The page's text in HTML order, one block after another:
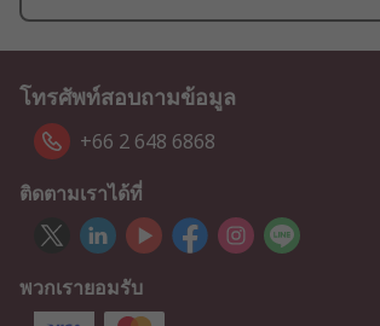
โทรศัพท์สอบถามข้อมูล
+66 2 648 6868
ติดตามเราได้ที่
พวกเรายอมรับ